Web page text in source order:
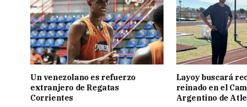
Un venezolano es refuerzo
extranjero de Regatas
Corrientes
Layoy buscará
reinado en el
Argentino de